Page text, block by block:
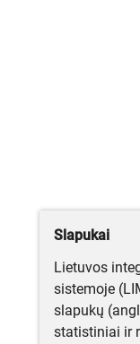
Slapukai
Lietuvos
sistemoje
slapukų
statistiniai ir